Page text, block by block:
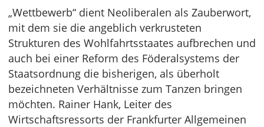
„Wettbewerb“ dient Neoliberalen als Zauberwort,
mit dem sie die angeblich verkrusteten
Strukturen des Wohlfahrtsstaates aufbrechen und
auch bei einer Reform des Föderalsystems der
Staatsordnung die bisherigen, als überholt
bezeichneten Verhältnisse zum Tanzen bringen
möchten. Rainer Hank, Leiter des
Wirtschaftsressorts der Frankfurter Allgemeinen